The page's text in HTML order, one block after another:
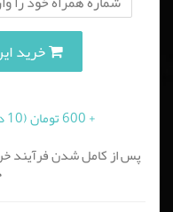
خرید این
+ 600 تومان (10 درصد مالیات بر ارزش افزوده)
پس از کامل شدن فرآیند